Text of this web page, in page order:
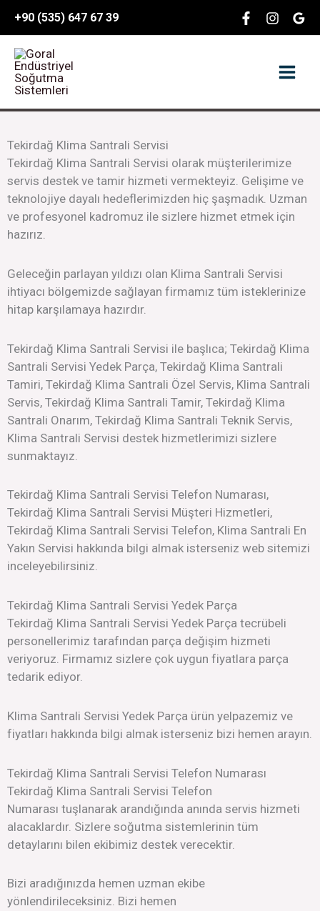
content
+90 (535) 647 67 39
Tekirdağ Klima Santrali Servisi
Tekirdağ Klima Santrali Servisi olarak müşterilerimize
servis destek ve tamir hizmeti vermekteyiz. Gelişime ve
teknolojiye dayalı hedeflerimizden hiç şaşmadık. Uzman
ve profesyonel kadromuz ile sizlere hizmet etmek için
hazırız.
Geleceğin parlayan yıldızı olan Klima Santrali Servisi
ihtiyacı bölgemizde sağlayan firmamız tüm isteklerinize
hitap karşılamaya hazırdır.
Tekirdağ Klima Santrali Servisi ile başlıca; Tekirdağ Klima
Santrali Servisi Yedek Parça, Tekirdağ Klima Santrali
Tamiri, Tekirdağ Klima Santrali Özel Servis, Klima Santrali
Servis, Tekirdağ Klima Santrali Tamir, Tekirdağ Klima
Santrali Onarım, Tekirdağ Klima Santrali Teknik Servis,
Klima Santrali Servisi destek hizmetlerimizi sizlere
sunmaktayız.
Tekirdağ Klima Santrali Servisi Telefon Numarası,
Tekirdağ Klima Santrali Servisi Müşteri Hizmetleri,
Tekirdağ Klima Santrali Servisi Telefon, Klima Santrali En
Yakın Servisi hakkında bilgi almak isterseniz web sitemizi
inceleyebilirsiniz.
Tekirdağ Klima Santrali Servisi Yedek Parça
Tekirdağ Klima Santrali Servisi Yedek Parça tecrübeli
personellerimiz tarafından parça değişim hizmeti
veriyoruz. Firmamız sizlere çok uygun fiyatlara parça
tedarik ediyor.
Klima Santrali Servisi Yedek Parça ürün yelpazemiz ve
fiyatları hakkında bilgi almak isterseniz bizi hemen arayın.
Tekirdağ Klima Santrali Servisi Telefon Numarası
Tekirdağ Klima Santrali Servisi Telefon
Numarası tuşlanarak arandığında anında servis hizmeti
alacaklardır. Sizlere soğutma sistemlerinin tüm
detaylarını bilen ekibimiz destek verecektir.
Bizi aradığınızda hemen uzman ekibe
yönlendirileceksiniz. Bizi hemen